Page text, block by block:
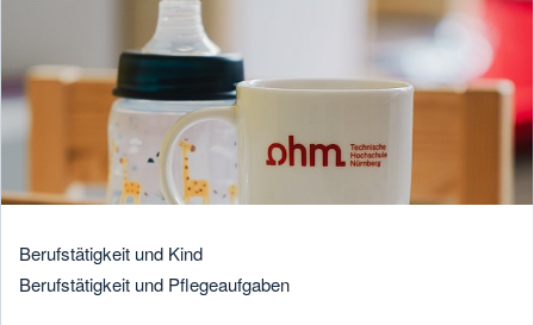
Berufstätigkeit und Kind
Berufstätigkeit und Pflegeaufgaben